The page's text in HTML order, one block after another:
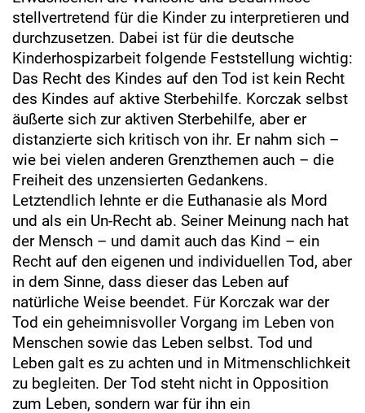
stellvertretend für die Kinder zu interpretieren und
durchzusetzen. Dabei ist für die deutsche
Kinderhospizarbeit folgende Feststellung wichtig:
Das Recht des Kindes auf den Tod ist kein Recht
des Kindes auf aktive Sterbehilfe. Korczak selbst
äußerte sich zur aktiven Sterbehilfe, aber er
distanzierte sich kritisch von ihr. Er nahm sich –
wie bei vielen anderen Grenzthemen auch – die
Freiheit des unzensierten Gedankens.
Letztendlich lehnte er die Euthanasie als Mord
und als ein Un-Recht ab. Seiner Meinung nach hat
der Mensch – und damit auch das Kind – ein
Recht auf den eigenen und individuellen Tod, aber
in dem Sinne, dass dieser das Leben auf
natürliche Weise beendet. Für Korczak war der
Tod ein geheimnisvoller Vorgang im Leben von
Menschen sowie das Leben selbst. Tod und
Leben galt es zu achten und in Mitmenschlichkeit
zu begleiten. Der Tod steht nicht in Opposition
zum Leben, sondern war für ihn ein